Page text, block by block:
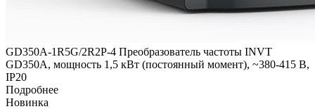
GD350A-1R5G/2R2P-4 Преобразователь частоты INVT
GD350A, мощность 1,5 кВт (постоянный момент), ~380-415 В,
IP20
Подробнее
Новинка